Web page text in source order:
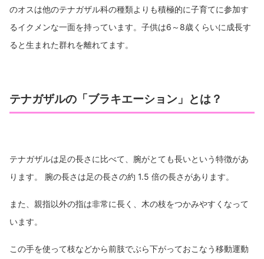
のオスは他のテナガザル科の種類よりも積極的に子育てに参加す
るイクメンな一面を持っています。子供は6～8歳くらいに成長す
ると生まれた群れを離れてます。
テナガザルの「ブラキエーション」とは？
テナガザルは足の長さに比べて、腕がとても長いという特徴があ
ります。 腕の長さは足の長さの約 1.5 倍の長さがあります。
また、親指以外の指は非常に長く、木の枝をつかみやすくなって
います。
この手を使って枝などから前肢でぶら下がっておこなう移動運動